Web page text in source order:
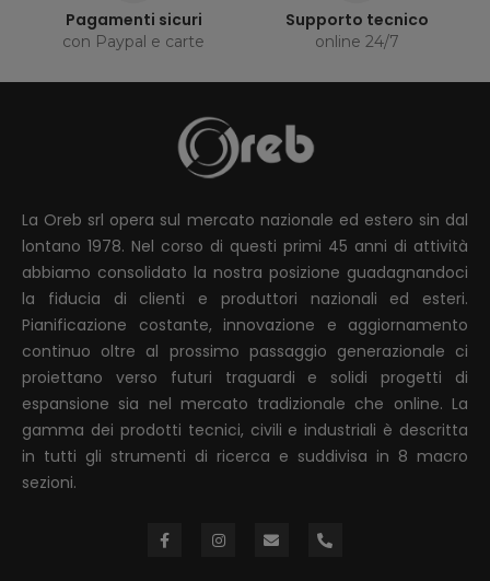
Pagamenti sicuri
con Paypal e carte
Supporto tecnico
online 24/7
La Oreb srl opera sul mercato nazionale ed estero sin dal
lontano 1978. Nel corso di questi primi 45 anni di attività
abbiamo consolidato la nostra posizione guadagnandoci
la fiducia di clienti e produttori nazionali ed esteri.
Pianificazione costante, innovazione e aggiornamento
continuo oltre al prossimo passaggio generazionale ci
proiettano verso futuri traguardi e solidi progetti di
espansione sia nel mercato tradizionale che online. La
gamma dei prodotti tecnici, civili e industriali è descritta
in tutti gli strumenti di ricerca e suddivisa in 8 macro
sezioni.